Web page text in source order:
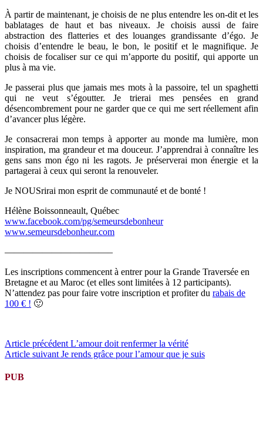
À partir de maintenant, je choisis de ne plus entendre les on-dit et les
bablatages de haut et bas niveaux. Je choisis aussi de faire
abstraction des flatteries et des louanges grandissante d’égo. Je
choisis d’entendre le beau, le bon, le positif et le magnifique. Je
choisis de focaliser sur ce qui m’apporte du positif, qui apporte un
plus à ma vie.
Je passerai plus que jamais mes mots à la passoire, tel un spaghetti
qui ne veut s’égoutter. Je trierai mes pensées en grand
désencombrement pour ne garder que ce qui me sert réellement afin
d’avancer plus légère.
Je consacrerai mon temps à apporter au monde ma lumière, mon
inspiration, ma grandeur et ma douceur. J’apprendrai à connaître les
gens sans mon égo ni les ragots. Je préserverai mon énergie et la
partagerai à ceux qui seront la renouveler.
Je NOUSrirai mon esprit de communauté et de bonté !
Hélène Boissonneault, Québec
www.facebook.com/pg/semeursdebonheur
www.semeursdebonheur.com
———————————–
Les inscriptions commencent à entrer pour la Grande Traversée en
Bretagne et au Maroc (et elles sont limitées à 12 participants).
N’attendez pas pour faire votre inscription et profiter du rabais de
100 € ! 🙂
Lire
la
suite
Article précédent L’amour doit renfermer la vérité
Article suivant Je rends grâce pour l’amour que je suis
PUB